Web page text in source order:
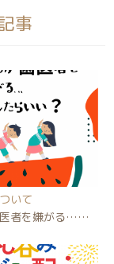
事
いて
医者を嫌がる……